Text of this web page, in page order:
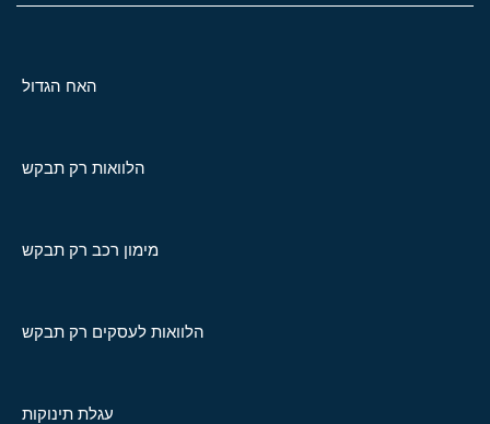
האח הגדול
הלוואות רק תבקש
מימון רכב רק תבקש
הלוואות לעסקים רק תבקש
עגלת תינוקות